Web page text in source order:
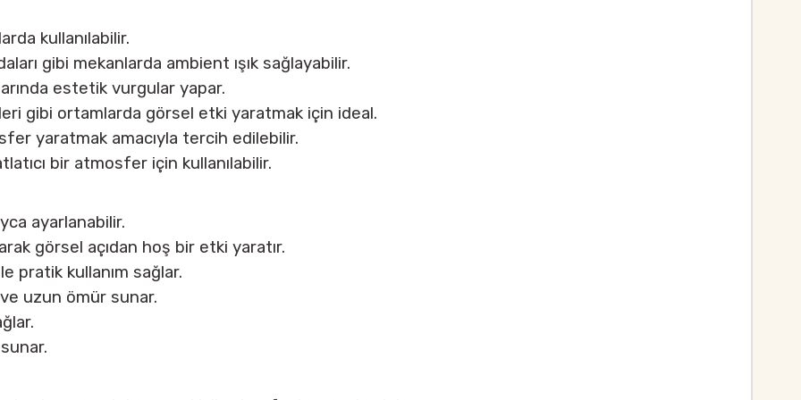
kullanılabilir.
gibi mekanlarda ambient ışık sağlayabilir.
estetik vurgular yapar.
gibi ortamlarda görsel etki yaratmak için ideal.
yaratmak amacıyla tercih edilebilir.
bir atmosfer için kullanılabilir.
ayarlanabilir.
görsel açıdan hoş bir etki yaratır.
pratik kullanım sağlar.
uzun ömür sunar.